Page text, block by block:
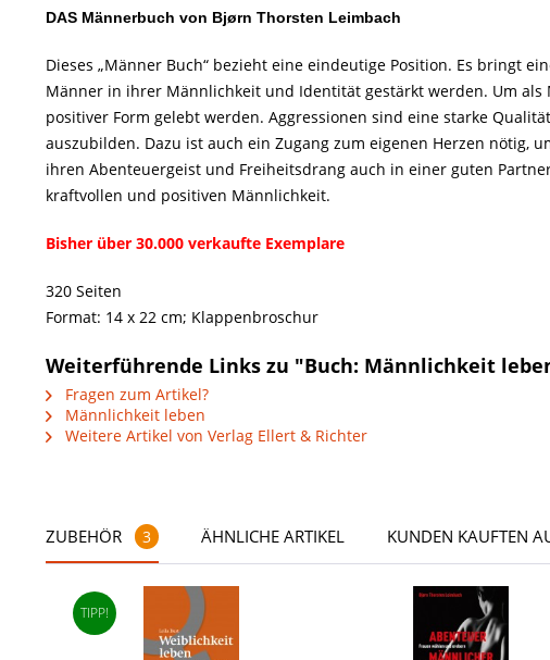
DAS Männerbuch von Bjørn Thorsten Leimbach
Dieses „Männer Buch“ bezieht eine eindeutige Position. Es bringt
Männer in ihrer Männlichkeit und Identität gestärkt werden. Um
positiver Form gelebt werden. Aggressionen sind eine starke
auszubilden. Dazu ist auch ein Zugang zum eigenen Herzen nötig,
ihren Abenteuergeist und Freiheitsdrang auch in einer guten
kraftvollen und positiven Männlichkeit.
Bisher über 30.000 verkaufte Exemplare
320 Seiten
Format: 14 x 22 cm; Klappenbroschur
Weiterführende Links zu "Buch: Männlichkeit
Fragen zum Artikel?
Männlichkeit leben
Weitere Artikel von Verlag Ellert & Richter
ZUBEHÖR 3 ÄHNLICHE ARTIKEL KUNDEN KAUFTEN
TIPP!